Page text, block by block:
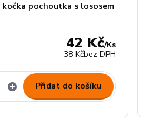
kočka pochoutka s lososem
42 Kč/Ks
38 Kčbez DPH
Přidat do košíku